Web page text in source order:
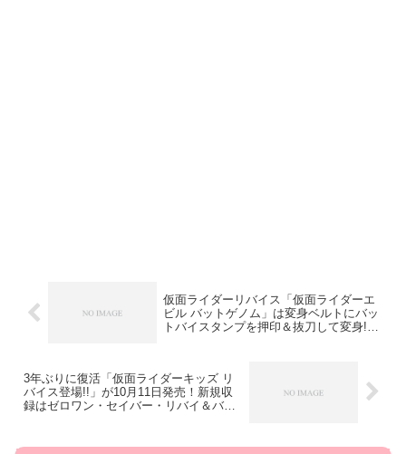
仮面ライダーリバイス「仮面ライダーエ
ビル バットゲノム」は変身ベルトにバッ
トバイスタンプを押印＆抜刀して変身!?
3年ぶりに復活「仮面ライダーキッズ リ
バイス登場!!」が10月11日発売！新規収
録はゼロワン・セイバー・リバイ＆バイ